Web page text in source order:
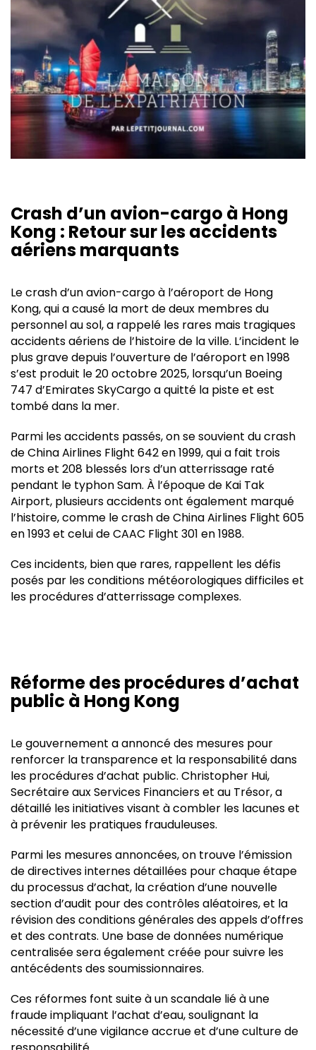
Crash d’un avion-cargo à Hong
Kong : Retour sur les accidents
aériens marquants
Le crash d’un avion-cargo à l’aéroport de Hong
Kong, qui a causé la mort de deux membres du
personnel au sol, a rappelé les rares mais tragiques
accidents aériens de l’histoire de la ville. L’incident le
plus grave depuis l’ouverture de l’aéroport en 1998
s’est produit le 20 octobre 2025, lorsqu’un Boeing
747 d’Emirates SkyCargo a quitté la piste et est
tombé dans la mer.
Parmi les accidents passés, on se souvient du crash
de China Airlines Flight 642 en 1999, qui a fait trois
morts et 208 blessés lors d’un atterrissage raté
pendant le typhon Sam. À l’époque de Kai Tak
Airport, plusieurs accidents ont également marqué
l’histoire, comme le crash de China Airlines Flight 605
en 1993 et celui de CAAC Flight 301 en 1988.
Ces incidents, bien que rares, rappellent les défis
posés par les conditions météorologiques difficiles et
les procédures d’atterrissage complexes.
Réforme des procédures d’achat
public à Hong Kong
Le gouvernement a annoncé des mesures pour
renforcer la transparence et la responsabilité dans
les procédures d’achat public. Christopher Hui,
Secrétaire aux Services Financiers et au Trésor, a
détaillé les initiatives visant à combler les lacunes et
à prévenir les pratiques frauduleuses.
Parmi les mesures annoncées, on trouve l’émission
de directives internes détaillées pour chaque étape
du processus d’achat, la création d’une nouvelle
section d’audit pour des contrôles aléatoires, et la
révision des conditions générales des appels d’offres
et des contrats. Une base de données numérique
centralisée sera également créée pour suivre les
antécédents des soumissionnaires.
Ces réformes font suite à un scandale lié à une
fraude impliquant l’achat d’eau, soulignant la
nécessité d’une vigilance accrue et d’une culture de